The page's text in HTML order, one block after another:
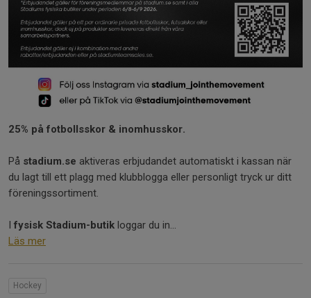
25% på fotbollsskor & inomhusskor.
På stadium.se aktiveras erbjudandet automatiskt i kassan när
du lagt till ett plagg med klubblogga eller personligt tryck ur ditt
föreningssortiment.
I fysisk Stadium-butik loggar du in...
Läs mer
Hockey